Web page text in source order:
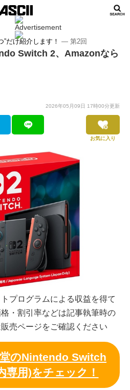
”だけ紹介します！ ― 第2回
Switch 2、Amazonなら
2026年05月09日 17時00分更新
お気に入り
プログラムによる収益を得て
・割引率などは記事執筆時の
売ページをご確認ください
のNintendo Switch
専用)をチェック！